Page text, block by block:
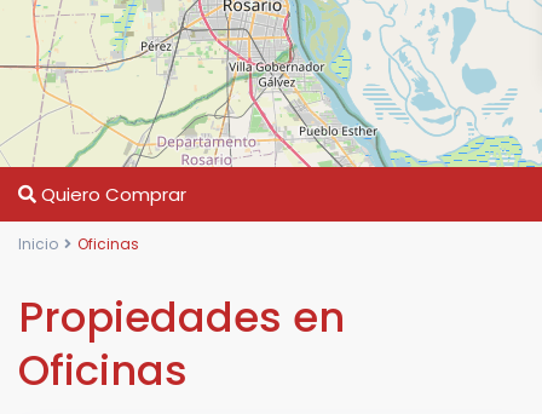
Quiero Comprar
Inicio Oficinas
Propiedades en
Oficinas